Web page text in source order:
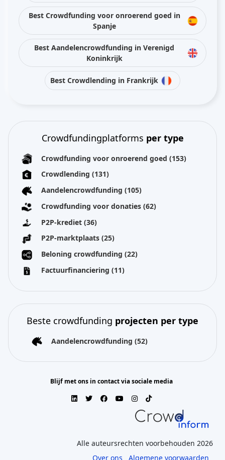
Best Crowdfunding voor onroerend goed in
Spanje
Best Aandelencrowdfunding in Verenigd
Koninkrijk
Best Crowdlending in Frankrijk
Crowdfundingplatforms per type
Crowdfunding voor onroerend goed (153)
Crowdlending (131)
Aandelencrowdfunding (105)
Crowdfunding voor donaties (62)
P2P-krediet (36)
P2P-marktplaats (25)
Beloning crowdfunding (22)
Factuurfinanciering (11)
Beste crowdfunding projecten per type
Aandelencrowdfunding (52)
Blijf met ons in contact via sociale media
Alle auteursrechten voorbehouden 2026
Over ons
Algemene voorwaarden